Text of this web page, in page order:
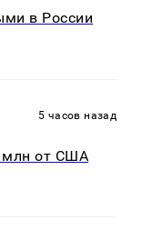
в России
5 часов назад
млн от США